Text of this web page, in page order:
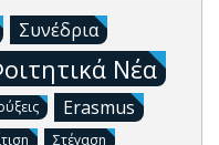
Συνέδρια
Νέα
Erasmus
Στέγαση